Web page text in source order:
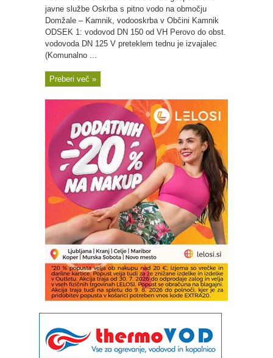
javne službe Oskrba s pitno vodo na območju
Domžale – Kamnik, vodooskrba v Občini Kamnik
ODSEK 1: vodovod DN 150 od VH Perovo do obst.
vodovoda DN 125 V preteklem tednu je izvajalec
(Komunalno ...
Preberi več »